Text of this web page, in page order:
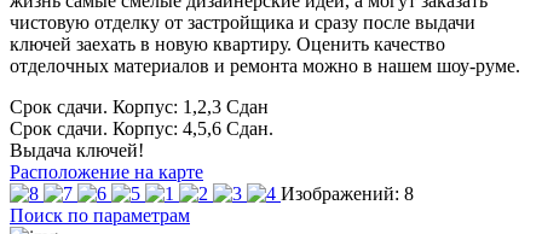
чистовую отделку от застройщика и сразу после выдачи
ключей заехать в новую квартиру. Оценить качество
отделочных материалов и ремонта можно в нашем шоу-руме.
Срок сдачи. Корпус: 1,2,3 Сдан
Срок сдачи. Корпус: 4,5,6 Сдан.
Выдача ключей!
Расположение на карте
Изображений: 8
Поиск по параметрам